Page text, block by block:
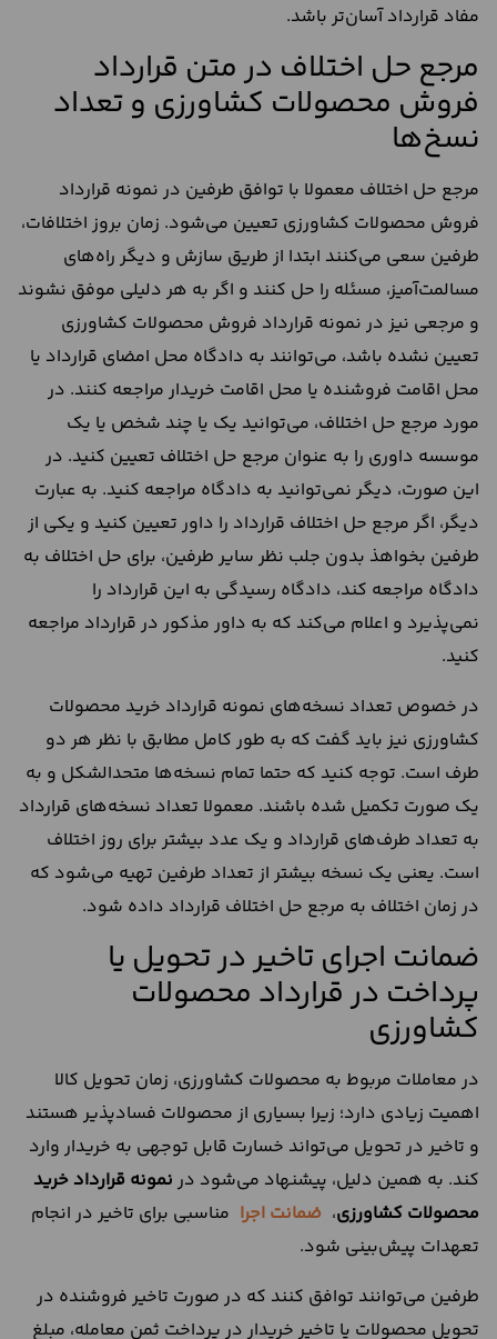
مفاد قرارداد آسان‌تر باشد.
مرجع حل اختلاف در متن قرارداد
فروش محصولات کشاورزی و تعداد
نسخ‌ها
مرجع حل اختلاف معمولا با توافق طرفین در نمونه قرارداد
فروش محصولات کشاورزی تعیین می‌شود. زمان بروز اختلافات،
طرفین سعی می‌کنند ابتدا از طریق سازش و دیگر راه‌های
مسالمت‌آمیز، مسئله را حل کنند و اگر به هر دلیلی موفق نشوند
و مرجعی نیز در نمونه قرارداد فروش محصولات کشاورزی
تعیین نشده باشد، می‌توانند به دادگاه محل امضای قرارداد یا
محل اقامت فروشنده یا محل اقامت خریدار مراجعه کنند. در
مورد مرجع حل اختلاف، می‌توانید یک یا چند شخص یا یک
موسسه داوری را به عنوان مرجع حل اختلاف تعیین کنید. در
این صورت، دیگر نمی‌توانید به دادگاه مراجعه کنید. به عبارت
دیگر، اگر مرجع حل اختلاف قرارداد را داور تعیین کنید و یکی از
طرفین بخواهذ بدون جلب نظر سایر طرفین، برای حل اختلاف به
دادگاه مراجعه کند، دادگاه رسیدگی به این قرارداد را
نمی‌پذیرد و اعلام می‌کند که به داور مذکور در قرارداد مراجعه
کنید.
در خصوص تعداد نسخه‌های نمونه قرارداد خرید محصولات
کشاورزی نیز باید گفت که به طور کامل مطابق با نظر هر دو
طرف است. توجه کنید که حتما تمام نسخه‌ها متحدالشکل و به
یک صورت تکمیل شده باشند. معمولا تعداد نسخه‌های قرارداد
به تعداد طرف‌های قرارداد و یک عدد بیشتر برای روز اختلاف
است. یعنی یک نسخه بیشتر از تعداد طرفین تهیه می‌شود که
در زمان اختلاف به مرجع حل اختلاف قرارداد داده شود.
ضمانت اجرای تاخیر در تحویل یا
پرداخت در قرارداد محصولات
کشاورزی
در معاملات مربوط به محصولات کشاورزی، زمان تحویل کالا
اهمیت زیادی دارد؛ زیرا بسیاری از محصولات فسادپذیر هستند
و تاخیر در تحویل می‌تواند خسارت قابل توجهی به خریدار وارد
کند. به همین دلیل، پیشنهاد می‌شود در نمونه قرارداد خرید
محصولات کشاورزی، ضمانت اجرا مناسبی برای تاخیر در انجام
تعهدات پیش‌بینی شود.
طرفین می‌توانند توافق کنند که در صورت تاخیر فروشنده در
تحویل محصولات یا تاخیر خریدار در پرداخت ثمن معامله، مبلغ